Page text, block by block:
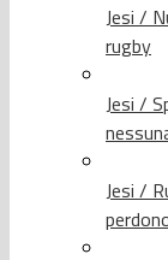
Jesi /
rugby
Jesi /
Jesi /